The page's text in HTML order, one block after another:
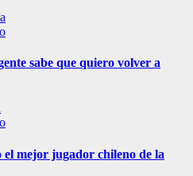
sabe que quiero volver a
el mejor jugador chileno de la